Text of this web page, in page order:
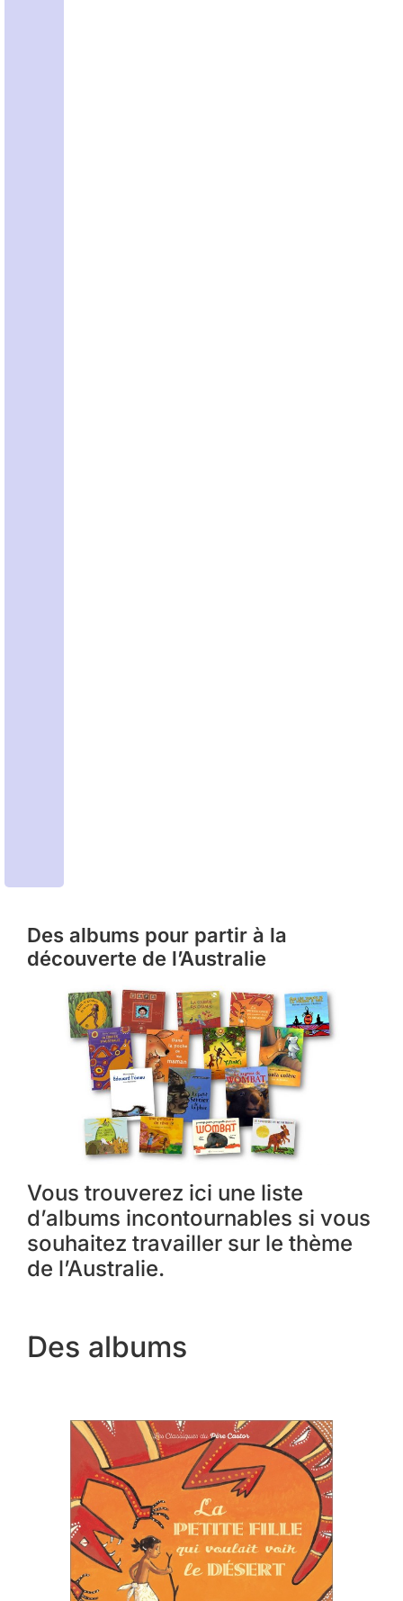
Des albums pour partir à la
découverte de l’Australie
Vous trouverez ici une liste
d’albums incontournables si vous
souhaitez travailler sur le thème
de l’Australie.
Des albums